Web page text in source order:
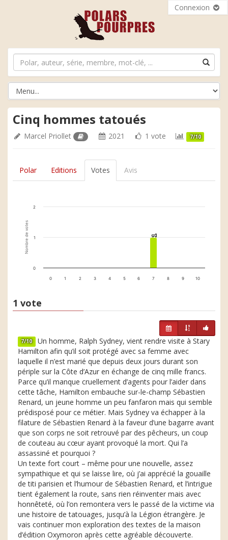
Connexion
Cinq hommes tatoués
Marcel Priollet 2021 1 vote 7/10
Polar Editions Votes Avis
Nombre de votes 1
1
0 1 2 3 4 5 6 7 8 9 10
0
1
2
1 vote
7/10 Un homme, Ralph Sydney, vient rendre visite à Stary
Hamilton afin qu’il soit protégé avec sa femme avec
laquelle il n’est marié que depuis deux jours durant son
périple sur la Côte d’Azur en échange de cinq mille francs.
Parce qu’il manque cruellement d’agents pour l’aider dans
cette tâche, Hamilton embauche sur-le-champ Sébastien
Renard, un jeune homme un peu fanfaron mais qui semble
prédisposé pour ce métier. Mais Sydney va échapper à la
filature de Sébastien Renard à la faveur d’une bagarre avant
que son corps ne soit retrouvé par des pêcheurs, un coup
de couteau au cœur ayant provoqué la mort. Qui l’a
assassiné et pourquoi ?
Un texte fort court – même pour une nouvelle, assez
sympathique et qui se laisse lire, où j’ai apprécié la gouaille
de titi parisien et l’humour de Sébastien Renard, et l’intrigue
tient également la route, sans rien réinventer mais avec
honnêteté, où l’on remontera vers le passé de la victime via
une histoire de tatouages, jusqu’à la Légion étrangère. Je
vais continuer mon exploration des textes de la maison
d’édition Oxymoron après cette agréable découverte.